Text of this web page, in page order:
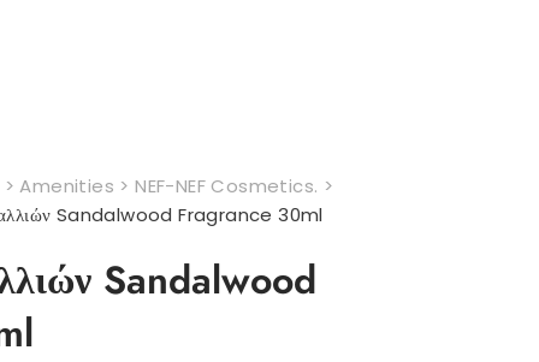
>Amenities >NEF-NEF Cosmetics. >
Sandalwood Fragrance 30ml
Sandalwood